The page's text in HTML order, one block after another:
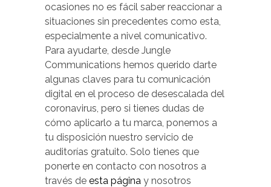
ocasiones no es fácil saber reaccionar a
situaciones sin precedentes como esta,
especialmente a nivel comunicativo.
Para ayudarte, desde Jungle
Communications hemos querido darte
algunas claves para tu comunicación
digital en el proceso de desescalada del
coronavirus, pero si tienes dudas de
cómo aplicarlo a tu marca, ponemos a
tu disposición nuestro servicio de
auditorías gratuito. Solo tienes que
ponerte en contacto con nosotros a
través de esta página y nosotros